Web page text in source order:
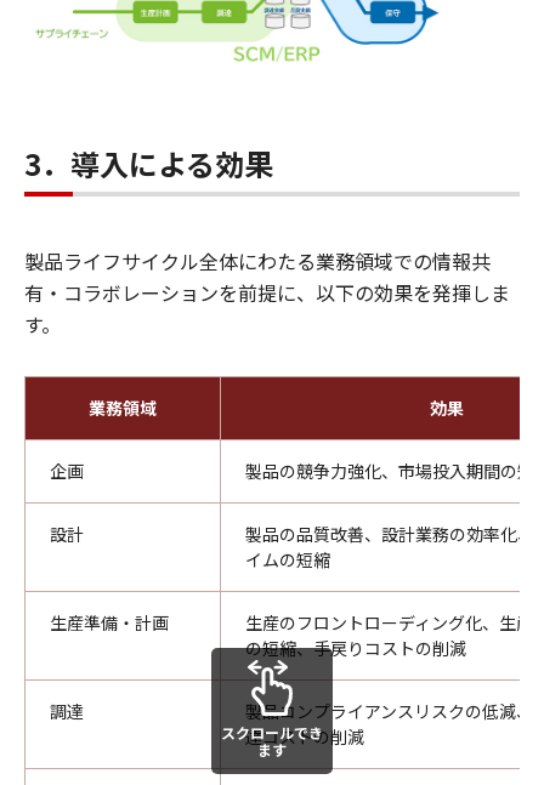
3．導入による効果
製品ライフサイクル全体にわたる業務領域での情報共
有・コラボレーションを前提に、以下の効果を発揮しま
す。
業務領域 効果
企画 製品の競争力強化、市場投入期間の短
設計
製品の品質改善、設計業務の効率化、
イムの短縮
生産準備・計画
生産のフロントローディング化、生産
の短縮、手戻りコストの削減
調達
製品コンプライアンスリスクの低減、
達コストの削減
スクロールでき
ます